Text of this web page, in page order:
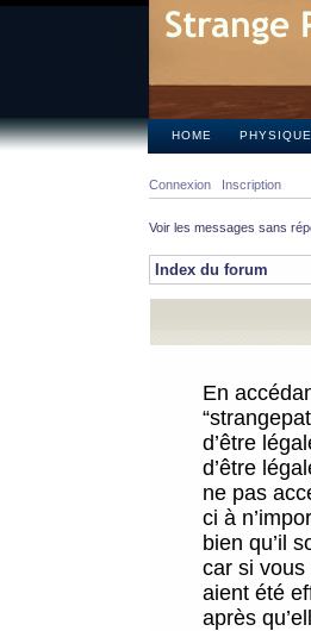
HOME PHYSIQUE
Connexion Inscription
Voir les messages sans
Index du forum
En
d’être
d’être
ne pas
ci à
bien qu’il
car si vous
aient été
après